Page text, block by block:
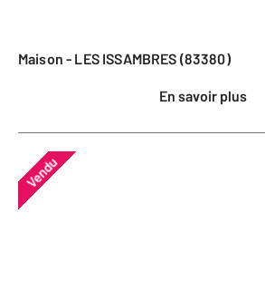
Maison - LES ISSAMBRES (83380)
En savoir plus
Vendu